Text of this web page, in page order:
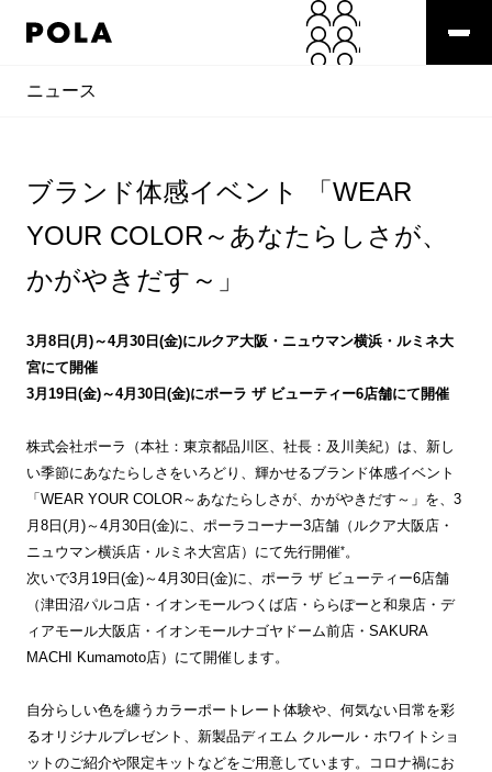
ニュース
ブランド体感イベント 「WEAR
YOUR COLOR～あなたらしさが、
かがやきだす～」
3月8日(月)～4月30日(金)にルクア大阪・ニュウマン横浜・ルミネ大
宮にて開催
3月19日(金)～4月30日(金)にポーラ ザ ビューティー6店舗にて開催
株式会社ポーラ（本社：東京都品川区、社長：及川美紀）は、新し
い季節にあなたらしさをいろどり、輝かせるブランド体感イベント
「WEAR YOUR COLOR～あなたらしさが、かがやきだす～」を、3
月8日(月)～4月30日(金)に、ポーラコーナー3店舗（ルクア大阪店・
ニュウマン横浜店・ルミネ大宮店）にて先行開催*。
次いで3月19日(金)～4月30日(金)に、ポーラ ザ ビューティー6店舗
（津田沼パルコ店・イオンモールつくば店・ららぽーと和泉店・デ
ィアモール大阪店・イオンモールナゴヤドーム前店・SAKURA
MACHI Kumamoto店）にて開催します。
自分らしい色を纏うカラーポートレート体験や、何気ない日常を彩
るオリジナルプレゼント、新製品ディエム クルール・ホワイトショ
ットのご紹介や限定キットなどをご用意しています。コロナ禍にお